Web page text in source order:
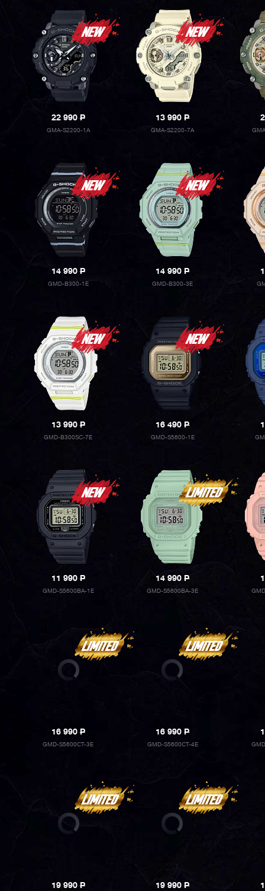
22 990P
GMA-S2200-1A
13 990P
GMA-S2200-7A
14 990P
GMD-B300-1E
14 990P
GMD-B300-3E
13 990P
GMD-B300SC-7E
16 490P
GMD-S5600-1E
11 990P
GMD-S5600BA-1E
14 990P
GMD-S5600BA-3E
16 990P
GMD-S5600CT-3E
16 990P
GMD-S5600CT-4E
19 990P 19 990P